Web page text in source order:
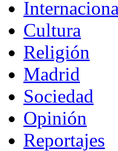
Cultura
Religión
Madrid
Sociedad
Opinión
Reportajes